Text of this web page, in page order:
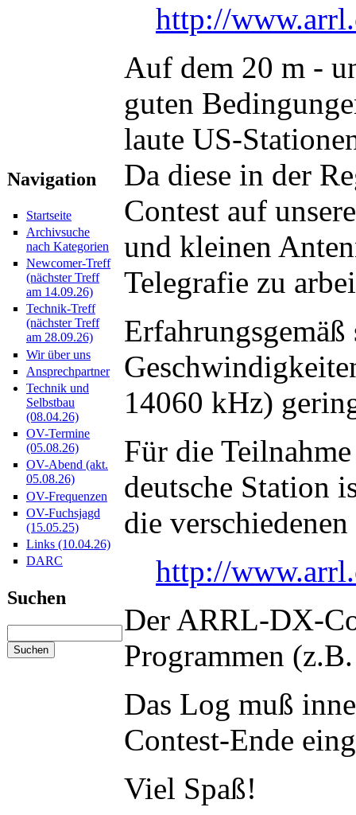
Navigation
Startseite
Archivsuche
nach Kategorien
Newcomer-Treff
(nächster Treff
am 14.09.26)
Technik-Treff
(nächster Treff
am 28.09.26)
Wir über uns
Ansprechpartner
Technik und
Selbstbau
(08.04.26)
OV-Termine
(05.08.26)
OV-Abend (akt.
05.08.26)
OV-Frequenzen
OV-Fuchsjagd
(15.05.25)
Links (10.04.26)
DARC
Suchen
http://
Auf dem 20 m -
guten
laute US-
Da diese in der
Contest auf
und kleinen
Telegrafie zu
14060 kHz)
Für die
deutsche Station
die
http://
Der ARRL-DX-
Programmen
Das Log muß
Contest-Ende
Viel Spaß!